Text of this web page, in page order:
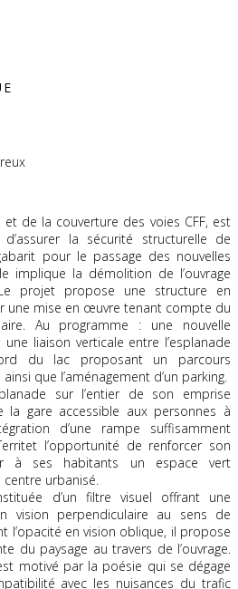
et de la couverture des voies CFF, est
la sécurité structurelle de
pour le passage des nouvelles
implique la démolition de l’ouvrage
projet propose une structure en
une mise en œuvre tenant compte du
Au programme : une nouvelle
liaison verticale entre l’esplanade
du lac proposant un parcours
que l’aménagement d’un parking.
sur l’entier de son emprise
la gare accessible aux personnes à
d’une rampe suffisamment
l’opportunité de renforcer son
à ses habitants un espace vert
urbanisé.
d’un filtre visuel offrant une
vision perpendiculaire au sens de
l’opacité en vision oblique, il propose
du paysage au travers de l’ouvrage.
motivé par la poésie qui se dégage
avec les nuisances du trafic